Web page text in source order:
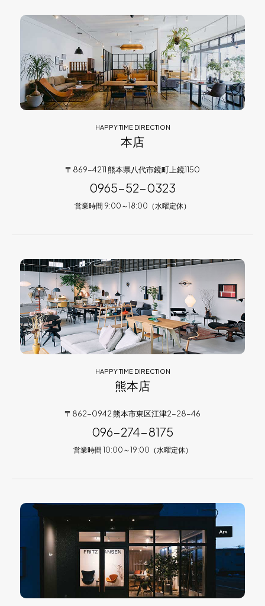
HAPPY TIME DIRECTION
本店
〒869-4211 熊本県八代市鏡町上鏡1150
0965-52-0323
営業時間 9:00～18:00（水曜定休）
HAPPY TIME DIRECTION
熊本店
〒862-0942 熊本市東区江津2-28-46
096-274-8175
営業時間 10:00～19:00（水曜定休）